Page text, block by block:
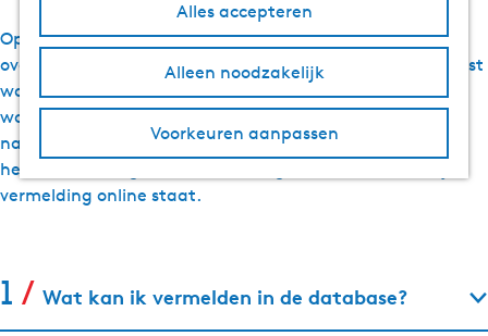
Alles accepteren
Alleen noodzakelijk
Voorkeuren aanpassen
o
p
e
Op deze pagina vind je antwoord op veelgestelde vragen
over je vermelding in de database van Friesland.nl. Je leest
wat je kunt aanmelden, waar je vermelding zichtbaar
wordt, hoe je een account aanvraagt en wat er gebeurt
nadat je je item hebt ingestuurd. Ook leggen we uit wat
het kost (het is gratis) en hoe lang het duurt voordat je
vermelding online staat.
Wat kan ik vermelden in de database?